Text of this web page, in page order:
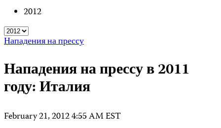
2012
Нападения на прессу
Нападения на прессу в 2011
году: Италия
February 21, 2012 4:55 AM EST